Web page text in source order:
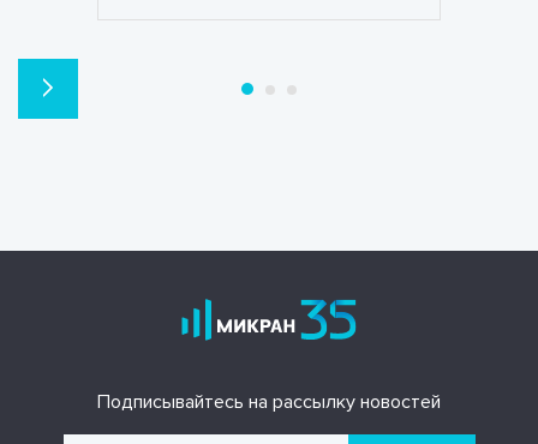
Подписывайтесь на рассылку новостей